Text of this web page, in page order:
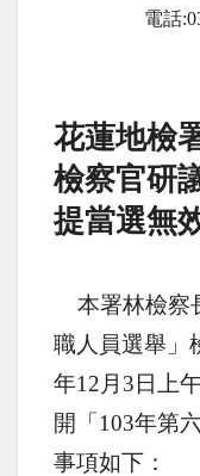
電話
花蓮地檢
檢察官研
提當選無
本署林檢察
職人員選舉」
年12 月 3日上
開「103年第
事項如下：